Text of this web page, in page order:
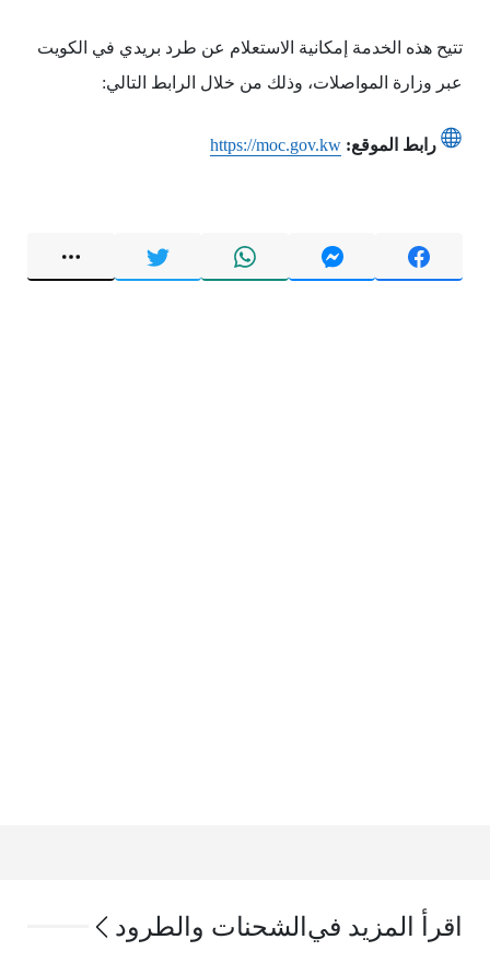
تتيح هذه الخدمة إمكانية الاستعلام عن طرد بريدي في الكويت
عبر وزارة المواصلات، وذلك من خلال الرابط التالي:
رابط الموقع: https://moc.gov.kw
اقرأ المزيد في الشحنات والطرود